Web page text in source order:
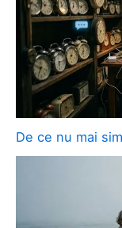
De ce nu mai